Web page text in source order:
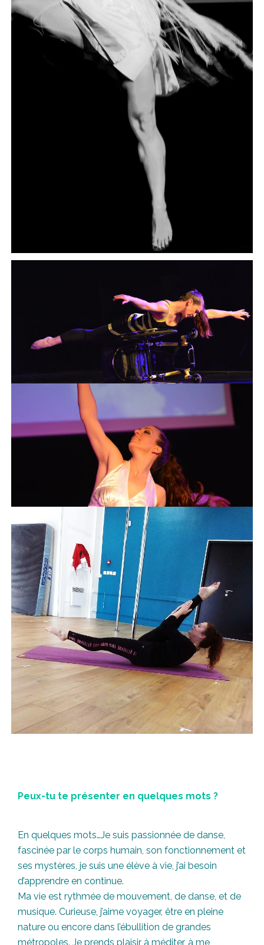
Peux-tu te présenter en quelques mots ?
En quelques mots…Je suis passionnée de danse,
fascinée par le corps humain, son fonctionnement et
ses mystères, je suis une élève à vie, j’ai besoin
d’apprendre en continue.
Ma vie est rythmée de mouvement, de danse, et de
musique. Curieuse, j’aime voyager, être en pleine
nature ou encore dans l’ébullition de grandes
métropoles. Je prends plaisir à méditer, à me